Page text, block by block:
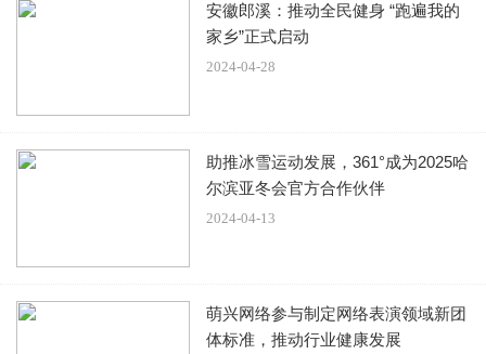
华谊兄弟如日中天的时候，王京花有一半的功劳。
拾捌经纪文化有限公司。也因此，王京花被誉为中国第一代
文化经纪人。
王京花工作实在太忙，又不忍心把董子健放在家里，所以干
安徽郎溪：推动全民健身 “跑遍我的
家乡”正式启动
2024-04-28
助推冰雪运动发展，361°成为2025哈
尔滨亚冬会官方合作伙伴
2024-04-13
萌兴网络参与制定网络表演领域新团
体标准，推动行业健康发展